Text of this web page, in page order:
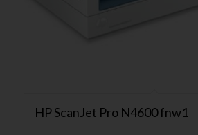
HP ScanJet Pro N4600 fnw1